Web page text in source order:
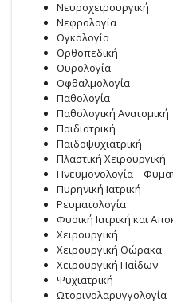
Νευροχειρουργική
Νεφρολογία
Ογκολογία
Ορθοπεδική
Ουρολογία
Οφθαλμολογία
Παθολογία
Παθολογική Ανατομική
Παιδιατρική
Παιδοψυχιατρική
Πλαστική Χειρουργική
Πνευμονολογία –
Πυρηνική Ιατρική
Ρευματολογία
Φυσική Ιατρική και
Χειρουργική
Χειρουργική Θώρακα
Χειρουργική Παίδων
Ψυχιατρική
Ωτορινολαρυγγολογία